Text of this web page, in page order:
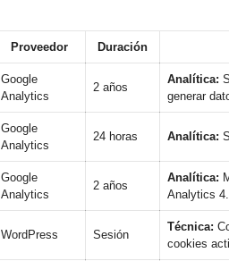
Proveedor Duración
Google
Analytics
2 años
Analítica:
generar
Google
Analytics
24 horas Analítica:
Google
Analytics
2 años
Analítica:
Analytics 4.
WordPress Sesión
Técnica:
cookies